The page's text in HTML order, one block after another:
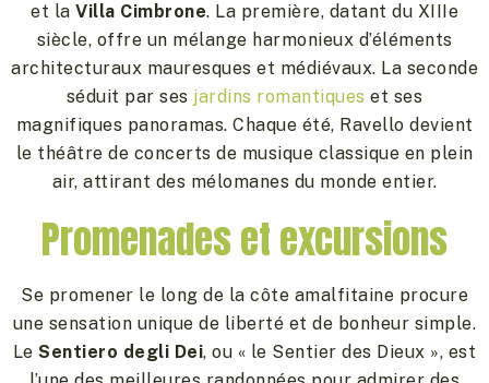
et la Villa Cimbrone. La première, datant du XIIIe
siècle, offre un mélange harmonieux d’éléments
architecturaux mauresques et médiévaux. La seconde
séduit par ses jardins romantiques et ses
magnifiques panoramas. Chaque été, Ravello devient
le théâtre de concerts de musique classique en plein
air, attirant des mélomanes du monde entier.
Promenades et excursions
Se promener le long de la côte amalfitaine procure
une sensation unique de liberté et de bonheur simple.
LeSentiero degli Dei, ou « le Sentier des Dieux », est